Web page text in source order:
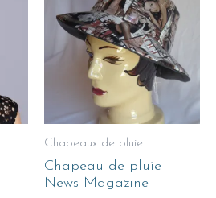
Chapeaux de pluie
Chapeau de pluie
News Magazine